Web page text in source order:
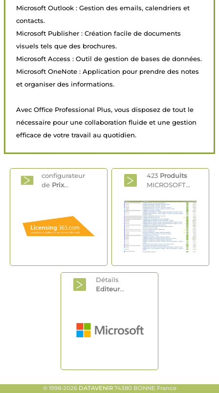
Microsoft Outlook : Gestion des emails, calendriers et
contacts.
Microsoft Publisher : Création facile de documents
visuels tels que des brochures.
Microsoft Access : Outil de gestion de bases de données.
Microsoft OneNote : Application pour prendre des notes
et organiser des informations.
Avec Office Professional Plus, vous disposez de tout le
nécessaire pour une collaboration fluide et une gestion
efficace de votre travail au quotidien.
configurateur
de Prix...
423 Produits
MICROSOFT...
Détails
Editeur...
© 1998-2026 DATAVENIR74380 BONNE France